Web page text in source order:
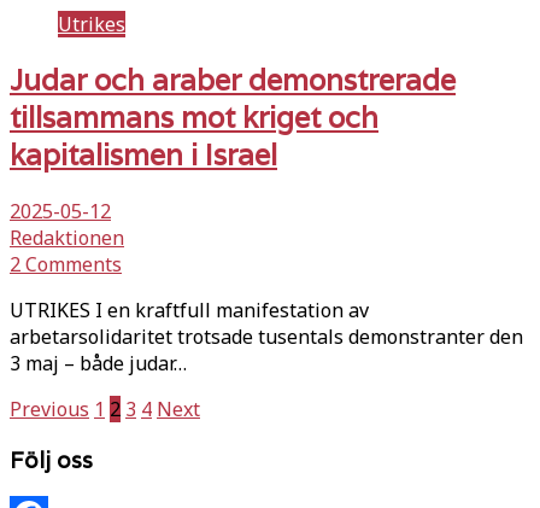
Utrikes
Judar och araber demonstrerade
tillsammans mot kriget och
kapitalismen i Israel
2025-05-12
Redaktionen
2 Comments
UTRIKES I en kraftfull manifestation av
arbetarsolidaritet trotsade tusentals demonstranter den
3 maj – både judar…
Sidnumrering
för
inlägg
Previous 1 2 3 4 Next
Följ oss